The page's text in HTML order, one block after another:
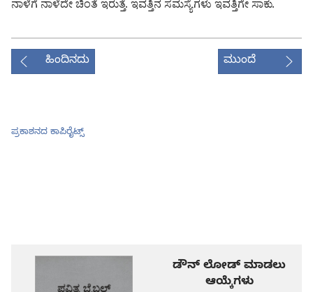
ನಾಳೆಗೆ ನಾಳೆದೇ ಚಿಂತೆ ಇರುತ್ತೆ. ಇವತ್ತಿನ ಸಮಸ್ಯೆಗಳು ಇವತ್ತಿಗೇ ಸಾಕು.
ಹಿಂದಿನದು ಮುಂದೆ
ಪ್ರಕಾಶನದ ಕಾಪಿರೈಟ್ಸ್‌
ಡೌನ್ ಲೋಡ್ ಮಾಡಲು
ಆಯ್ಕೆಗಳು